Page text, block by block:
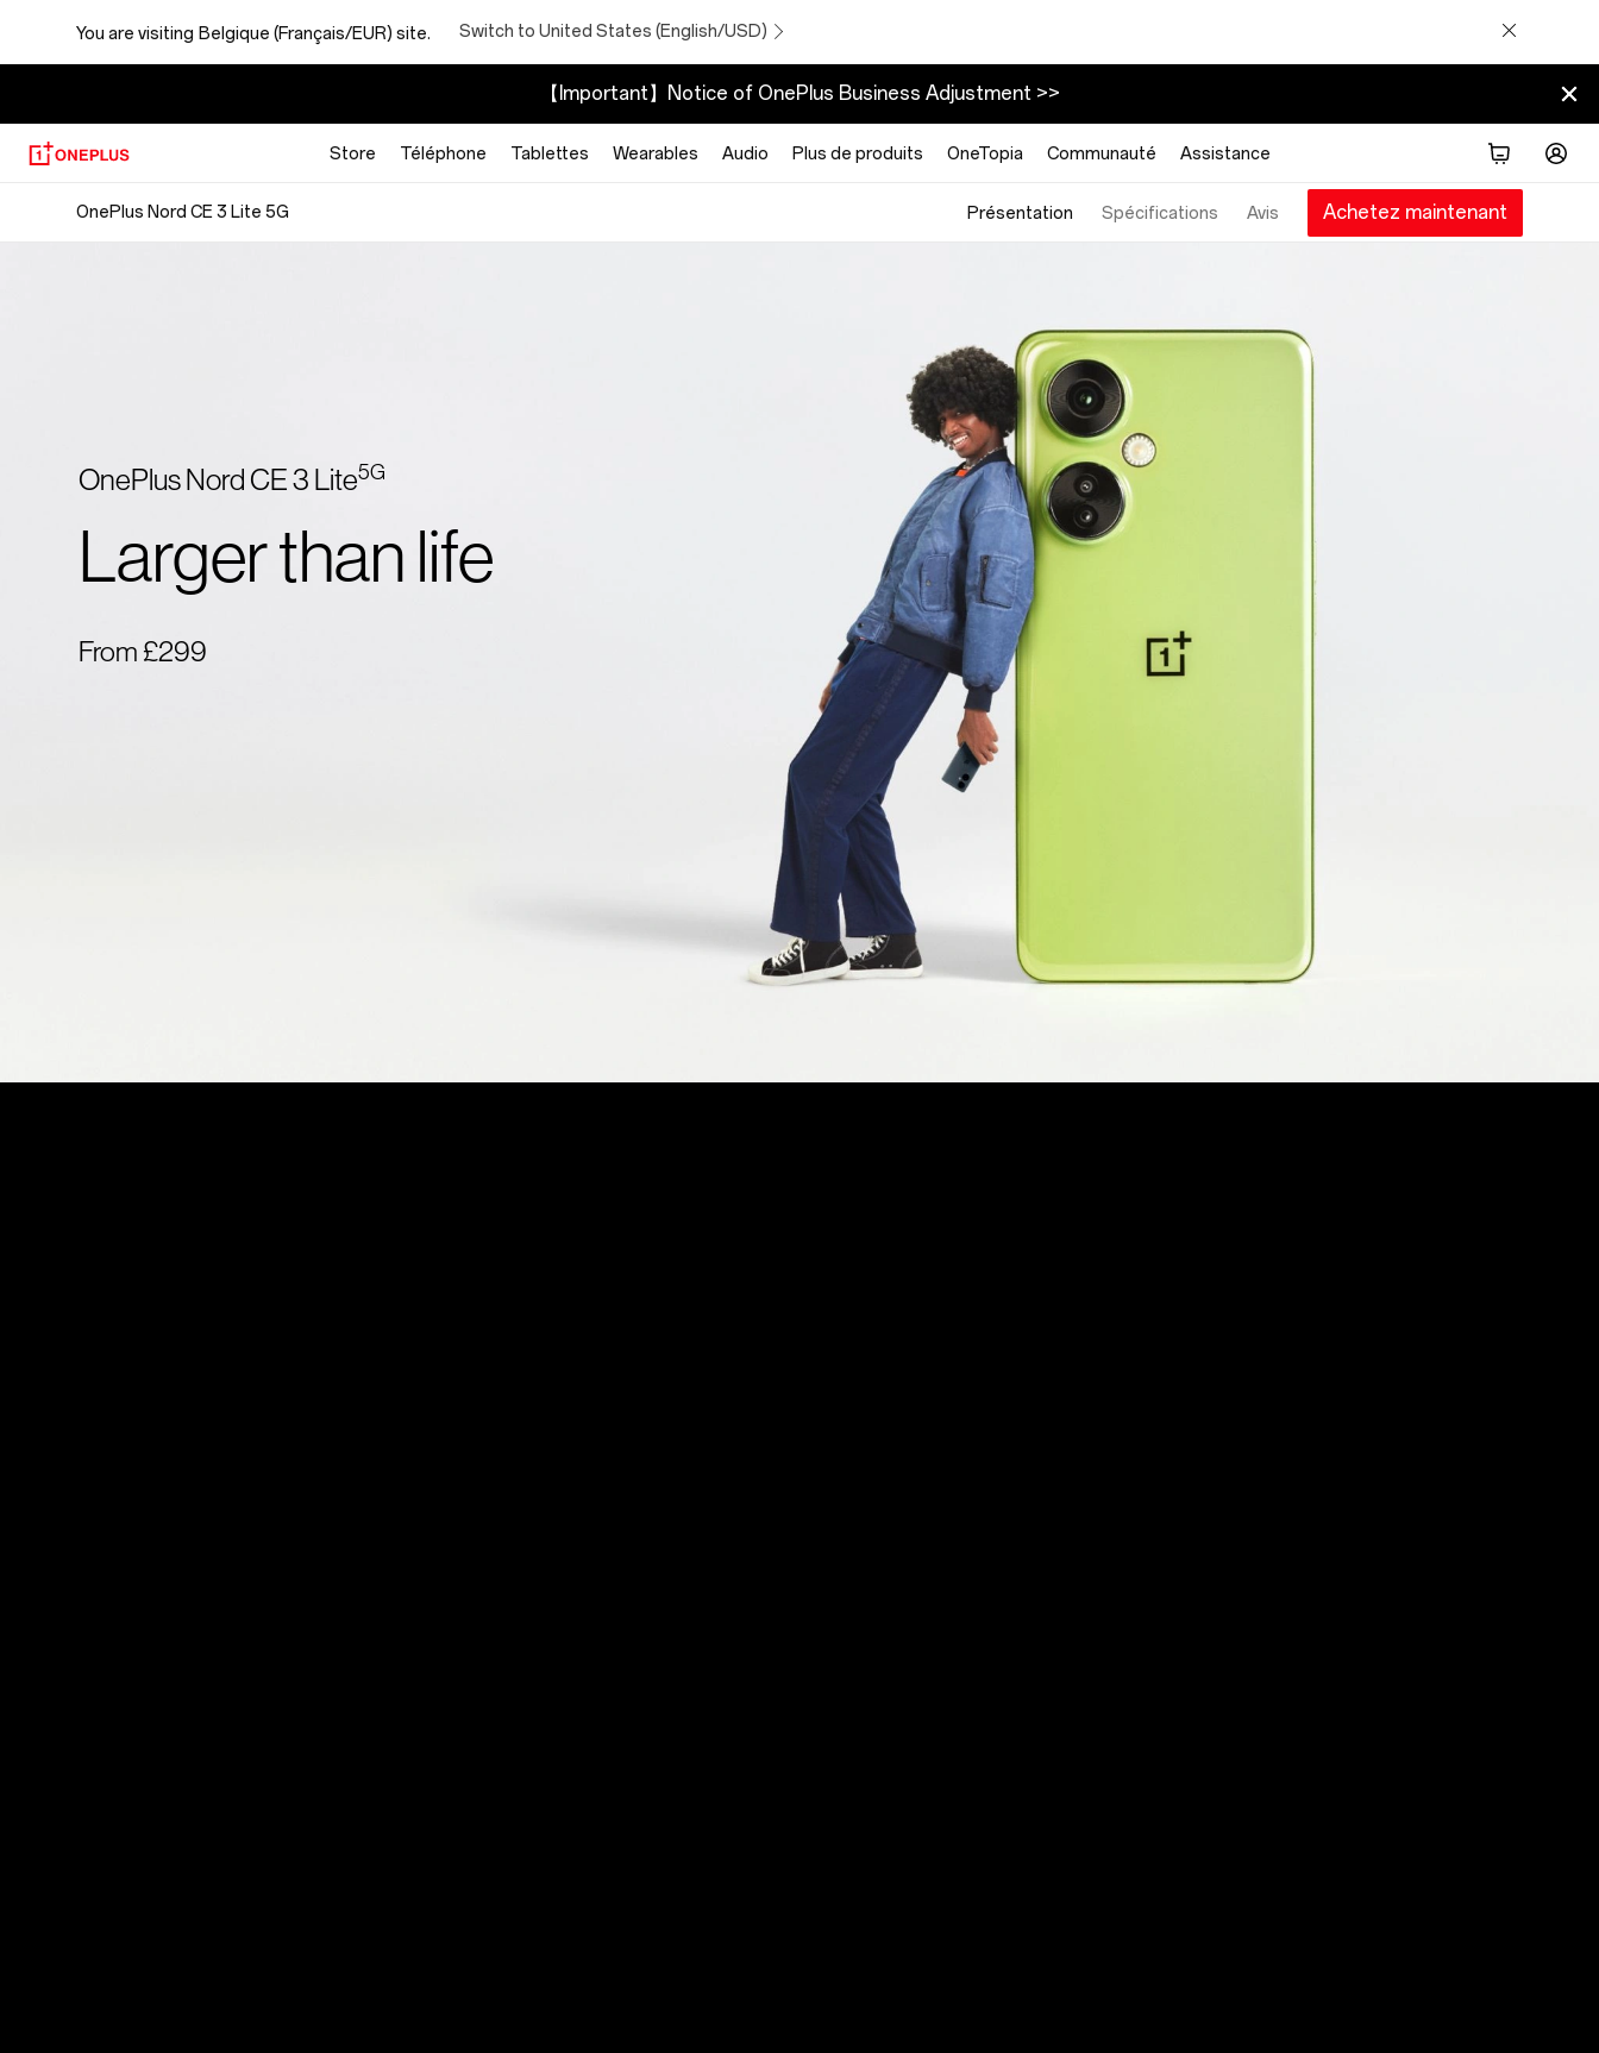
OnePlus
CE
You are visiting Belgique (Français/EUR) site. Switch to United States (English/USD)
【Important】Notice of OnePlus Business Adjustment >>
Store Téléphone Tablettes Wearables Audio Plus de produits OneTopia Communauté Assistance
OnePlus Nord CE 3 Lite 5G Présentation Spécifications Avis Achetez maintenant
OnePlus Nord CE 3 Lite5G
Larger than life
From £299